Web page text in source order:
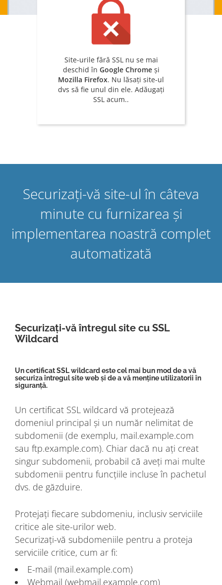
Site-urile fără SSL nu se mai
deschid în Google Chromeși
Mozilla Firefox. Nu lăsați site-ul
dvs să fie unul din ele. Adăugați
SSL acum..
Securizați-vă site-ul în câteva
minute cu furnizarea și
implementarea noastră complet
automatizată
Securizați-vă întregul site cu SSL
Wildcard
Un certificat SSL wildcard este cel mai bun mod de a vă
securiza întregul site web și de a vă menține utilizatorii în
siguranță.
Un certificat SSL wildcard vă protejează
domeniul principal și un număr nelimitat de
subdomenii (de exemplu, mail.example.com
sau ftp.example.com). Chiar dacă nu ați creat
singur subdomenii, probabil că aveți mai multe
subdomenii pentru funcțiile incluse în pachetul
dvs. de găzduire.
Protejați fiecare subdomeniu, inclusiv serviciile
critice ale site-urilor web.
Securizați-vă subdomeniile pentru a proteja
serviciile critice, cum ar fi:
E-mail (mail.example.com)
Webmail (webmail.example.com)